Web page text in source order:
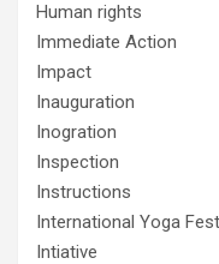
Human rights
Immediate Action
Impact
Inauguration
Inogration
Inspection
Instructions
International Yoga
Intiative